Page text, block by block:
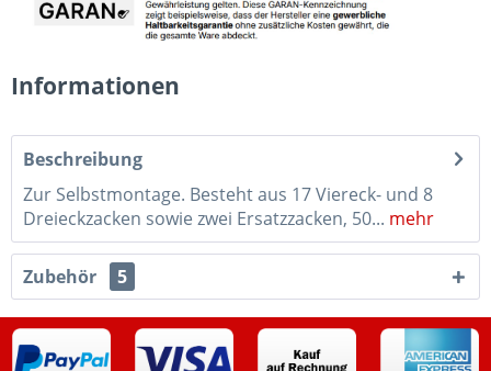
Informationen
Beschreibung
Zur Selbstmontage. Besteht aus 17 Viereck- und 8
Dreieckzacken sowie zwei Ersatzzacken, 50... mehr
Zubehör 5